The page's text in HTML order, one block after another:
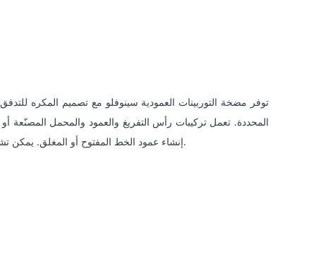
توفر مضخة التوربينات العمودية سينوفلو مع تصميم المكره
المحددة. تعمل تركيبات رأس التفريغ والعمود والمحمل
إنشاء عمود الخط المفتوح أو المغلق. يمكن تشغيلها بواسطة محرك نيما القياسي أو محرك الديزل من خلال صندوق تروس الزاوية اليمنى.